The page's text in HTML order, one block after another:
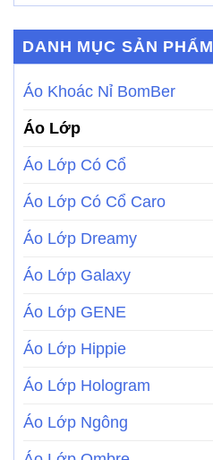
DANH MỤC SẢN PHẨM
Áo Khoác Nỉ BomBer
Áo Lớp
Áo Lớp Có Cổ
Áo Lớp Có Cổ Caro
Áo Lớp Dreamy
Áo Lớp Galaxy
Áo Lớp GENE
Áo Lớp Hippie
Áo Lớp Hologram
Áo Lớp Ngông